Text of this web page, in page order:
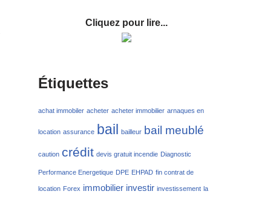
Cliquez pour lire...
Étiquettes
achat immobiler acheter acheter immobilier arnaques en
location assurance bail bailleur bail meublé
caution crédit devis gratuit incendie Diagnostic
Performance Energetique DPE EHPAD fin contrat de
location Forex immobilier investir investissement la